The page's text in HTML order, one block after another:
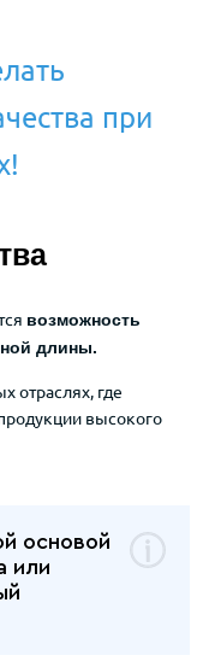
при
возможность
длины.
отраслях, где
высокого
основой
или